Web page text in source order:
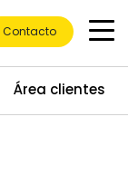
Área clientes
Contacto